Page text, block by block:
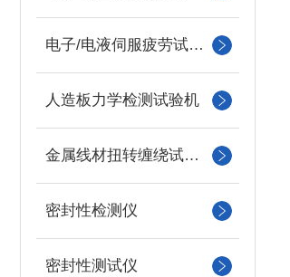
电子/电液伺服疲劳试验机
人造板力学检测试验机
金属线材扭转缠绕试验机
密封性检测仪
密封性测试仪